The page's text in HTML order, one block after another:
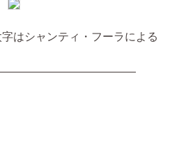
はシャンティ・フーラによる